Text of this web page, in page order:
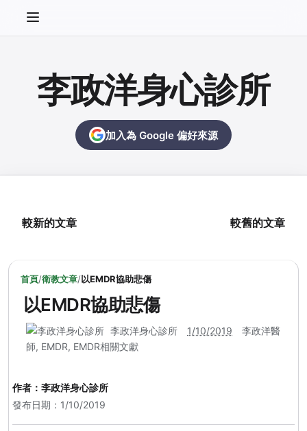
李政洋身心診所
加入為 Google 偏好來源
較新的文章 較舊的文章
首頁/衛教文章/以EMDR協助悲傷
以EMDR協助悲傷
李政洋身心診所 1/10/2019
李政洋醫
師, EMDR, EMDR相關文獻
作者： 李政洋身心診所
發布日期：1/10/2019